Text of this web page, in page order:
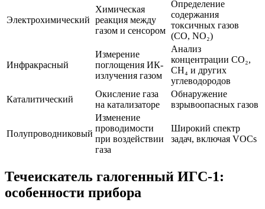
Электрохимический
Химическая
реакция между
газом и сенсором
Определение
содержания
токсичных газов
(CO, NO₂)
Инфракрасный
Измерение
поглощения ИК-
излучения газом
Анализ
концентрации CO₂,
CH₄ и других
углеводородов
Каталитический
Окисление газа
на катализаторе
Обнаружение
взрывоопасных газов
Полупроводниковый
Изменение
проводимости
при воздействии
газа
Широкий спектр
задач, включая VOCs
Течеискатель галогенный ИГС-1:
особенности прибора